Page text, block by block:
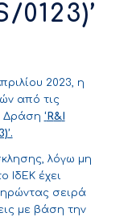
0123)’
2023, η
από τις
Δράση ‘ R&I
λόγω μη
ΙδΕΚ έχει
σειρά
με βάση την